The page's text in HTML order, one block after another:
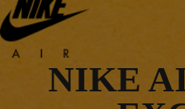
NIKE